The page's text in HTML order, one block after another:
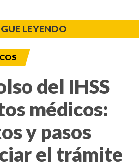
LEYENDO
del IHSS
médicos:
y pasos
el trámite